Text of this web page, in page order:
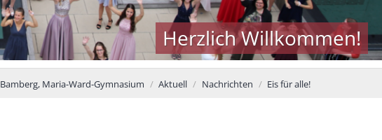
Herzlich Willkommen!
Bamberg, Maria-Ward-Gymnasium Aktuell Nachrichten Eis für alle!